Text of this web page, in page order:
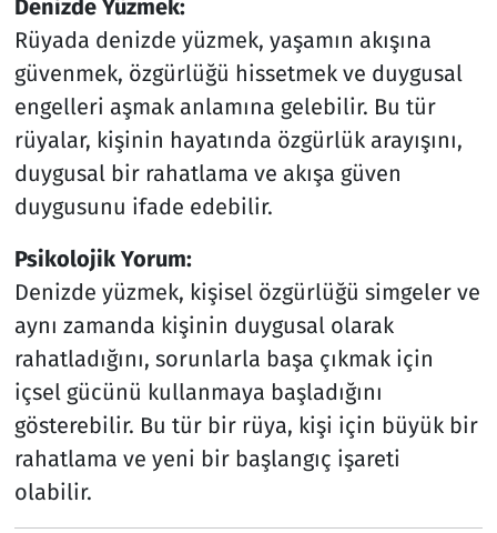
Denizde Yüzmek:
Rüyada denizde yüzmek, yaşamın akışına
güvenmek, özgürlüğü hissetmek ve duygusal
engelleri aşmak anlamına gelebilir. Bu tür
rüyalar, kişinin hayatında özgürlük arayışını,
duygusal bir rahatlama ve akışa güven
duygusunu ifade edebilir.
Psikolojik Yorum:
Denizde yüzmek, kişisel özgürlüğü simgeler ve
aynı zamanda kişinin duygusal olarak
rahatladığını, sorunlarla başa çıkmak için
içsel gücünü kullanmaya başladığını
gösterebilir. Bu tür bir rüya, kişi için büyük bir
rahatlama ve yeni bir başlangıç işareti
olabilir.